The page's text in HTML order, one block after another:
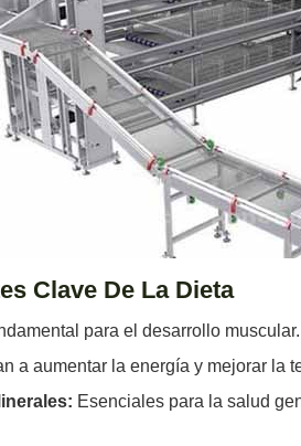
Clave De La Dieta
para el desarrollo muscular.
a aumentar la energía y mejorar la
Esenciales para la salud